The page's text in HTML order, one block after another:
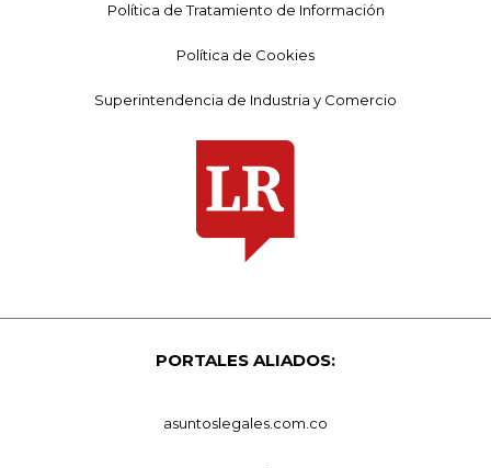
Política de Tratamiento de Información
Política de Cookies
Superintendencia de Industria y Comercio
PORTALES ALIADOS:
asuntoslegales.com.co